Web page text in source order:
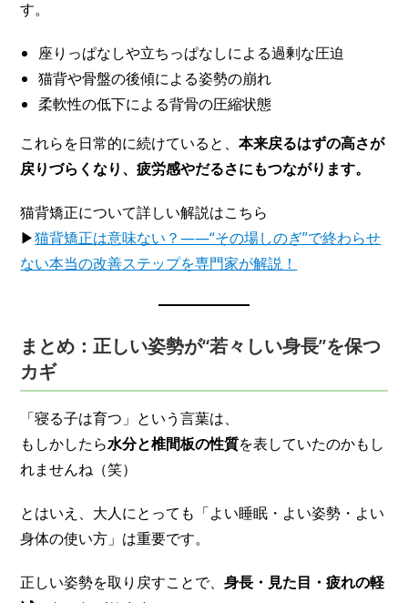
す。
座りっぱなしや立ちっぱなしによる過剰な圧迫
猫背や骨盤の後傾による姿勢の崩れ
柔軟性の低下による背骨の圧縮状態
これらを日常的に続けていると、本来戻るはずの高さが
戻りづらくなり、疲労感やだるさにもつながります。
猫背矯正について詳しい解説はこちら
▶猫背矯正は意味ない？――“その場しのぎ”で終わらせ
ない本当の改善ステップを専門家が解説！
まとめ：正しい姿勢が“若々しい身長”を保つ
カギ
「寝る子は育つ」という言葉は、
もしかしたら水分と椎間板の性質を表していたのかもし
れませんね（笑）
とはいえ、大人にとっても「よい睡眠・よい姿勢・よい
身体の使い方」は重要です。
正しい姿勢を取り戻すことで、身長・見た目・疲れの軽